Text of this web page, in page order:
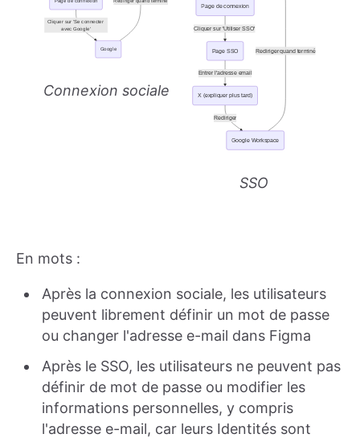
Connexion sociale
SSO
En mots :
Après la connexion sociale, les utilisateurs
peuvent librement définir un mot de passe
ou changer l'adresse e-mail dans Figma
Après le SSO, les utilisateurs ne peuvent pas
définir de mot de passe ou modifier les
informations personnelles, y compris
l'adresse e-mail, car leurs Identités sont